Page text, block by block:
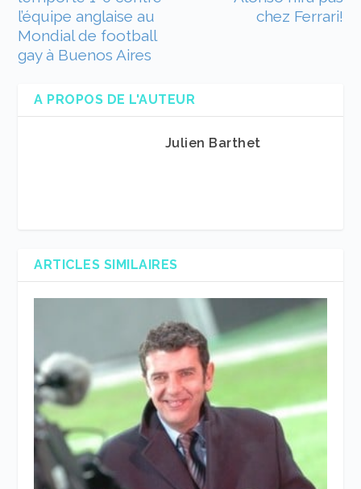
l’équipe anglaise au
Mondial de football
gay à Buenos Aires
chez Ferrari!
A PROPOS DE L'AUTEUR
Julien Barthet
ARTICLES SIMILAIRES